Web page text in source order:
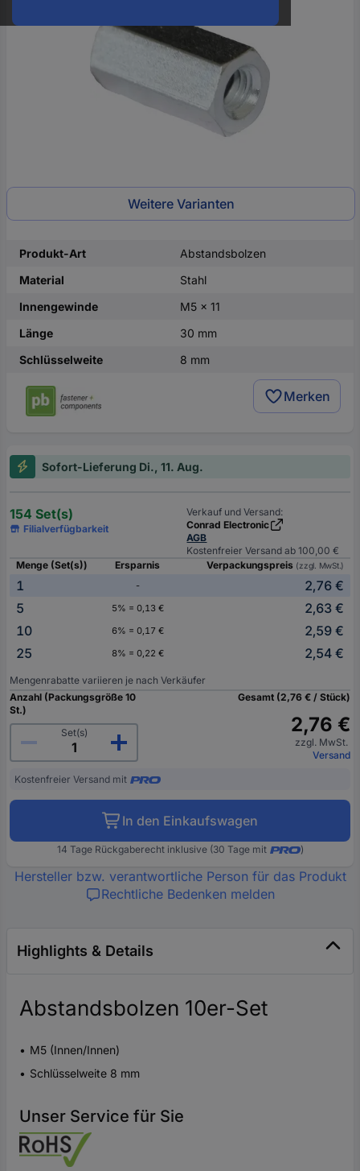
Weitere Varianten
Produkt-Art
Abstandsbolzen
Material
Stahl
Innengewinde
M5 x 11
Länge
30 mm
Schlüsselweite
8 mm
Merken
Sofort-Lieferung Di., 11. Aug.
154 Set(s)
Filialverfügbarkeit
Verkauf und Versand:
Conrad Electronic
AGB
Kostenfreier Versand ab 100,00 €
Menge (Set(s))
Ersparnis Verpackungspreis (zzgl. MwSt.)
1 -
2,76 €
5
5% = 0,13 €
2,63 €
10
6% = 0,17 €
2,59 €
25
8% = 0,22 € 2,54 €
Mengenrabatte variieren je nach Verkäufer
Anzahl (Packungsgröße 10
St.)
Set(s)
Gesamt (2,76 € / Stück)
2,76 €
zzgl. MwSt.
Versand
Kostenfreier Versand mit
In den Einkaufswagen
14 Tage Rückgaberecht inklusive (30 Tage mit )
Hersteller bzw. verantwortliche Person für das Produkt
Rechtliche Bedenken melden
Highlights & Details
Abstandsbolzen 10er-Set
M5 (Innen/Innen)
Schlüsselweite 8 mm
Unser Service für Sie